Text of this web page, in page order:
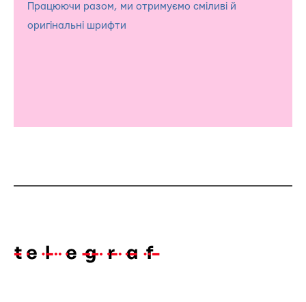
Працюючи разом, ми отримуємо сміливі й
оригінальні шрифти